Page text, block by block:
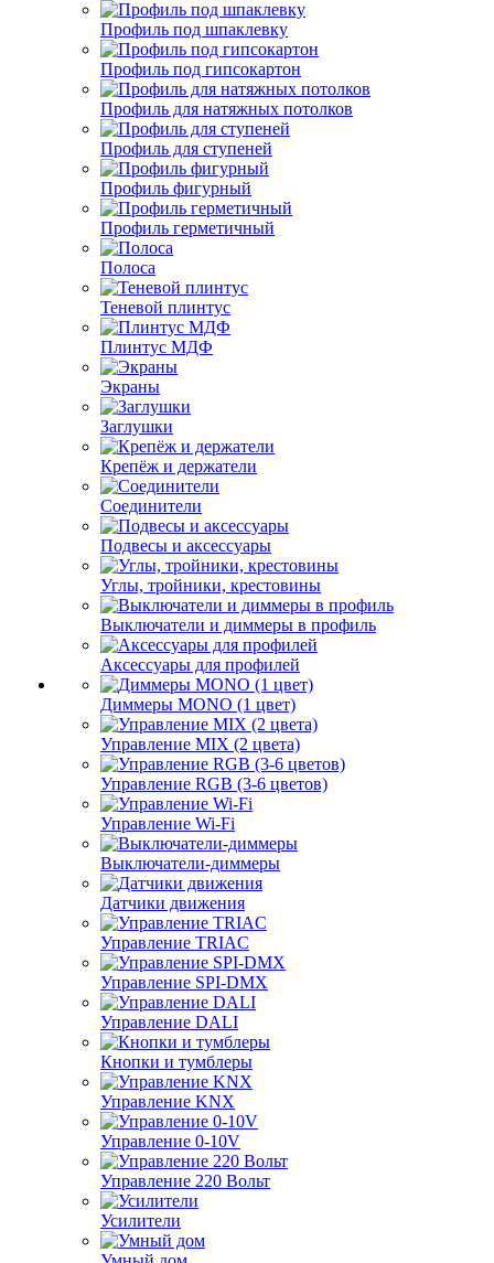
Профиль под шпаклевку
Профиль под гипсокартон
Профиль для натяжных потолков
Профиль для ступеней
Профиль фигурный
Профиль герметичный
Полоса
Теневой плинтус
Плинтус МДФ
Экраны
Заглушки
Крепёж и держатели
Соединители
Подвесы и аксессуары
Углы, тройники, крестовины
Выключатели и диммеры в профиль
Аксессуары для профилей
Диммеры MONO (1 цвет)
Управление MIX (2 цвета)
Управление RGB (3-6 цветов)
Управление Wi-Fi
Выключатели-диммеры
Датчики движения
Управление TRIAC
Управление SPI-DMX
Управление DALI
Кнопки и тумблеры
Управление KNX
Управление 0-10V
Управление 220 Вольт
Усилители